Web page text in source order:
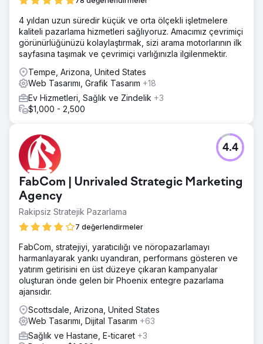
adım önde olduğu anlamına geliyordu ve müşteri gelir
elde etmek için hızlı sonuçlara ihtiyaç duyuyordu. Temel
sorun: kimse onları bulamıyordu ve algoritmanın henüz
onlara güvenmek için bir nedeni yoktu.
Çözüm
Yerel SEO altyapılarını sıfırdan oluşturduk. Bu, Google
İşletme Profillerini doğru kategoriler, hizmet alanları ve
anahtar kelimeyle uyumlu bir açıklama ile tamamen
optimize etmek ve ilk günden itibaren yorum oluşturma
sürecini de kapsamak anlamına geliyordu. Her hizmet
destekleyici terimler ve net konum sinyalleri içeren,
yüksek niyetli yerel bir anahtar kelime etrafında
oluşturuldu. Önemli dizinlerde alıntı tutarlılığını sağladık ve
her sayfayı ziyaretçileri potansiyel müşteriye
dönüştürecek şekilde yapılandırdık.
Sonuç
Sıfırdan başlayarak, bu müşteri hedef hizmet alanında
Google Haritalar'da ilk 3'e girdi ve yüksek potansiyelli
birçok yerel anahtar kelime için organik olarak 1. sıraya
ulaştı. Bunu, önceden herhangi bir alan adı otoritesi,
yorum geçmişi veya mevcut bir web varlığı olmadan,
üzerine inşa edilebilecek kadar güçlü, sürdürülebilir bir
yerel SEO temeli oluşturarak başardılar.
Ajans sayfasına git
4 yıldan uzun süredir küçük ve orta ölçekli işletmelere
kaliteli pazarlama hizmetleri sağlıyoruz. Amacımız çevrimiçi
görünürlüğünüzü kolaylaştırmak, sizi arama motorlarının ilk
sayfasına taşımak ve çevrimiçi varlığınızla ilgilenmektir.
Tempe, Arizona, United States
Web Tasarımı, Grafik Tasarım +18
Ev Hizmetleri, Sağlık ve Zindelik +3
$1,000 - 2,500
FabCom | Unrivaled Strategic Marketing
Agency
Rakipsiz Stratejik Pazarlama
7 değerlendirmeler
4.4
FabCom, stratejiyi, yaratıcılığı ve nöropazarlamayı
harmanlayarak yankı uyandıran, performans gösteren ve
yatırım getirisini en üst düzeye çıkaran kampanyalar
oluşturan önde gelen bir Phoenix entegre pazarlama
ajansıdır.
Scottsdale, Arizona, United States
Web Tasarımı, Dijital Tasarım +63
Sağlık ve Hastane, E-ticaret +3